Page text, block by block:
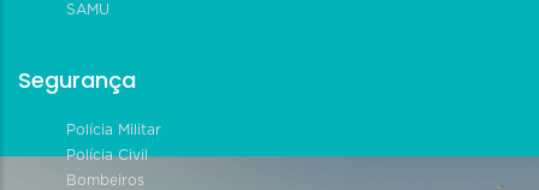
SAMU
Segurança
Polícia Militar
Polícia Civil
Bombeiros